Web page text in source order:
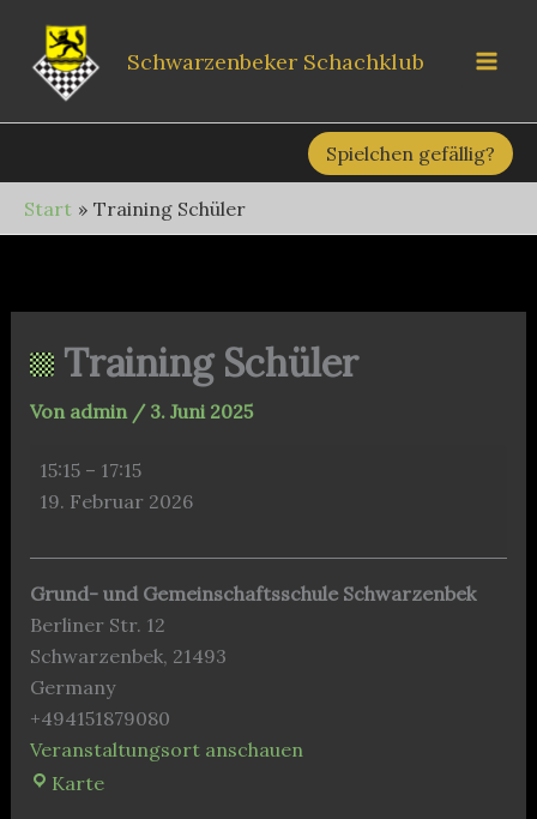
Inhalt
springen
Schwarzenbeker Schachklub
Spielchen gefällig?
Start Training Schüler
Training Schüler
Von admin / 3. Juni 2025
Training
Schüler
15:15 – 17:15
19. Februar 2026
Grund- und Gemeinschaftsschule Schwarzenbek
Berliner Str. 12
Schwarzenbek, 21493
Germany
+494151879080
Veranstaltungsort anschauen
KarteGrund-